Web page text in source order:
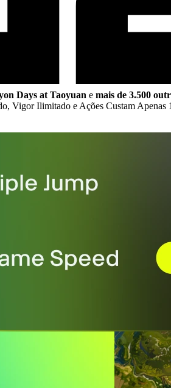
Days at Taoyuan e mais de 3.500
Vigor Ilimitado e Ações Custam Apenas